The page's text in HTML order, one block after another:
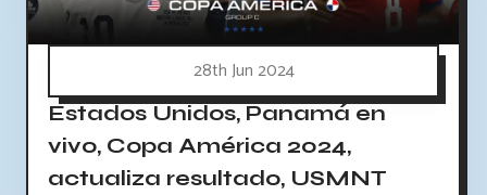
28th Jun 2024
Estados Unidos, Panamá en
vivo, Copa América 2024,
actualiza resultado, USMNT